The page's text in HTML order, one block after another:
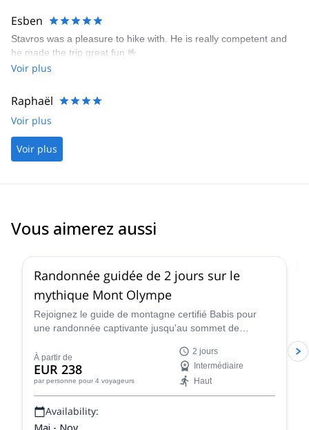
Esben
Stavros was a pleasure to hike with. He is really competent and
he made the trip great fun 🤟
Voir plus
Raphaël
Voir plus
Voir plus
Vous aimerez aussi
Randonnée guidée de 2 jours sur le
mythique Mont Olympe
Rejoignez le guide de montagne certifié Babis pour
une randonnée captivante jusqu'au sommet de
jours à découvrir la culture de ce sommet incroyable
tout en vous imprégnant de l'histoire, de la culture et
des vues incroyables de cette montagne légendaire -
l'ancienne demeure des dieux grecs !
À partir de
EUR 238
par personne pour 4 voyageurs
2 jours
Intermédiaire
Haut
Availability: